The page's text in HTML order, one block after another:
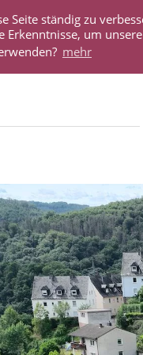
Seite ständig zu
um
mehr
IMMOBILIEN